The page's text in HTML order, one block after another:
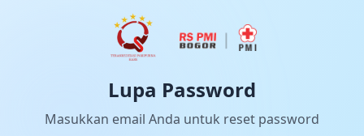
Lupa Password
Masukkan email Anda untuk reset password